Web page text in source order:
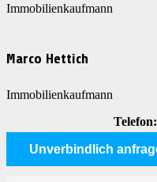
Immobilienkaufmann
Marco Hettich
Immobilienkaufmann
Telefon:
Unverbindlich